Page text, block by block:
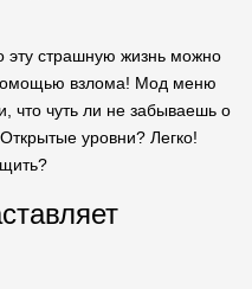
эту страшную жизнь можно
взлома! Мод меню
что чуть ли не забываешь о
уровни? Легко!